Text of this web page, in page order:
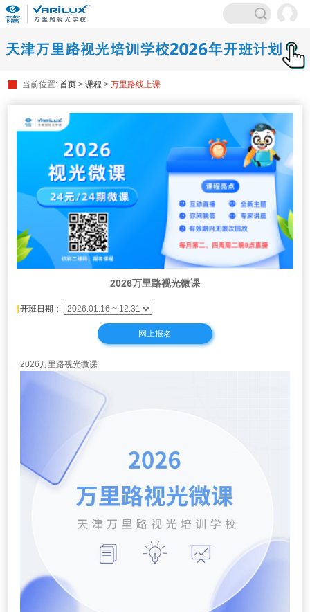
当前位置: 首页 > 课程 > 万里路线上课
2026万里路视光微课
开班日期：
网上报名
2026万里路视光微课